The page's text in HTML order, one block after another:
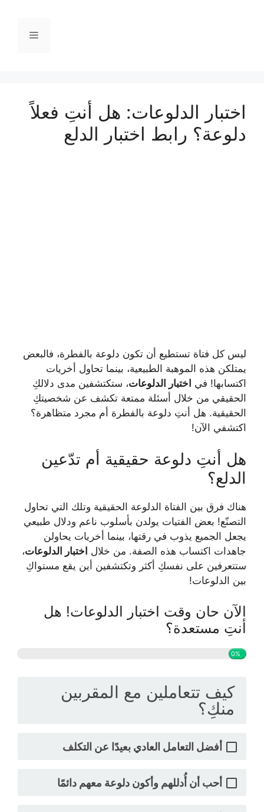
القائمة
اختبار الدلوعات: هل أنتِ فعلاً
دلوعة؟ رابط اختبار الدلع
ليس كل فتاة تستطيع أن تكون دلوعة بالفطرة، فالبعض
يمتلكن هذه الموهبة الطبيعية، بينما تحاول أخريات
اكتسابها! في اختبار الدلوعات، ستكتشفين مدى دلالكِ
الحقيقي من خلال أسئلة ممتعة تكشف عن شخصيتكِ
الحقيقية. هل أنتِ دلوعة بالفطرة أم مجرد متظاهرة؟
اكتشفي الآن!
هل أنتِ دلوعة حقيقية أم تدّعين
الدلع؟
هناك فرق بين الفتاة الدلوعة الحقيقية وتلك التي تحاول
التصنّع! بعض الفتيات يولدن بأسلوب ناعم ودلال طبيعي
يجعل الجميع يذوب في رقتها، بينما أخريات يحاولن
جاهدات اكتساب هذه الصفة. من خلال اختبار الدلوعات،
ستتعرفين على نفسكِ أكثر وتكتشفين أين يقع مستواكِ
بين الدلوعات!
الآن حان وقت اختبار الدلوعات! هل
أنتِ مستعدة؟
0%
كيف تتعاملين مع المقربين
منكِ؟
أفضل التعامل العادي بعيدًا عن التكلف
أحب أن أُدللهم وأكون دلوعة معهم دائمًا